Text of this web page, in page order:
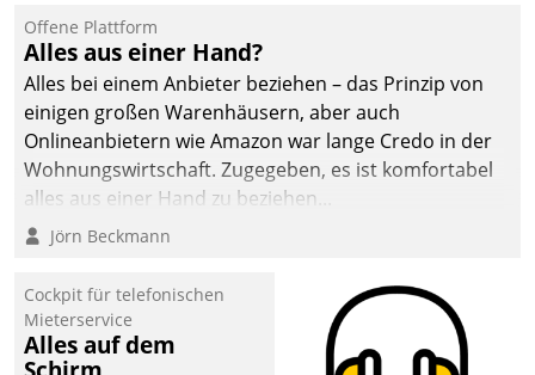
einsehen und ändern
oder
Schadensmeldungen
abgeben – rund um die
Uhr.
Offene Plattform
Alles aus einer Hand?
Alles bei einem Anbieter beziehen – das Prinzip von
einigen großen Warenhäusern, aber auch
Onlineanbietern wie Amazon war lange Credo in der
Wohnungswirtschaft. Zugegeben, es ist komfortabel
alles aus einer Hand zu beziehen...
Jörn Beckmann
Cockpit für telefonischen
Mieterservice
Alles auf dem